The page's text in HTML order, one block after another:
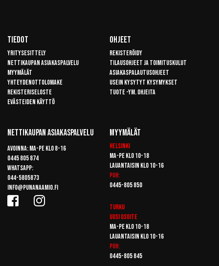
Tiedot
Yritysesittely
Nettikaupan asiakaspalvelu
Myymälät
Yhteydenottolomake
Rekisteriseloste
Evästeiden käyttö
Ohjeet
Rekisteröidy
Tilausohjeet ja toimituskulut
Asiakaspalautusohjeet
Usein kysytyt kysymykset
Tuote -ym. ohjeita
Nettikaupan Asiakaspalvelu
Avoinna: Ma-pe klo 8-16
0445 805 874
Whatsapp:
044-5805873
info@punanaamio.fi
Myymälät
Helsinki
Ma-pe klo 10-18
Lauantaisin klo 10-16
Puh:
0445-805 850
Turku
Uusi osoite
Ma-pe klo 10-18
Lauantaisin klo 10-16
Puh:
0445-805 845